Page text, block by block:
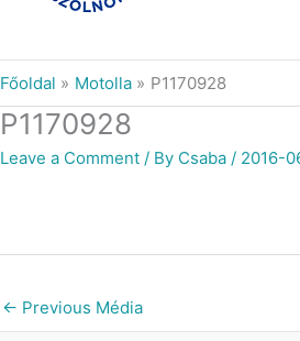
Főoldal Motolla P1170928
P1170928
Leave a Comment / By Csaba / 2016-
← Previous Média